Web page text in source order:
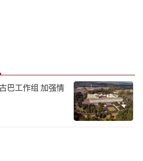
巴工作组 加强情